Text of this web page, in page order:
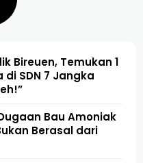
Bireuen, Temukan 1
di SDN 7 Jangka
Bau Amoniak
Berasal dari